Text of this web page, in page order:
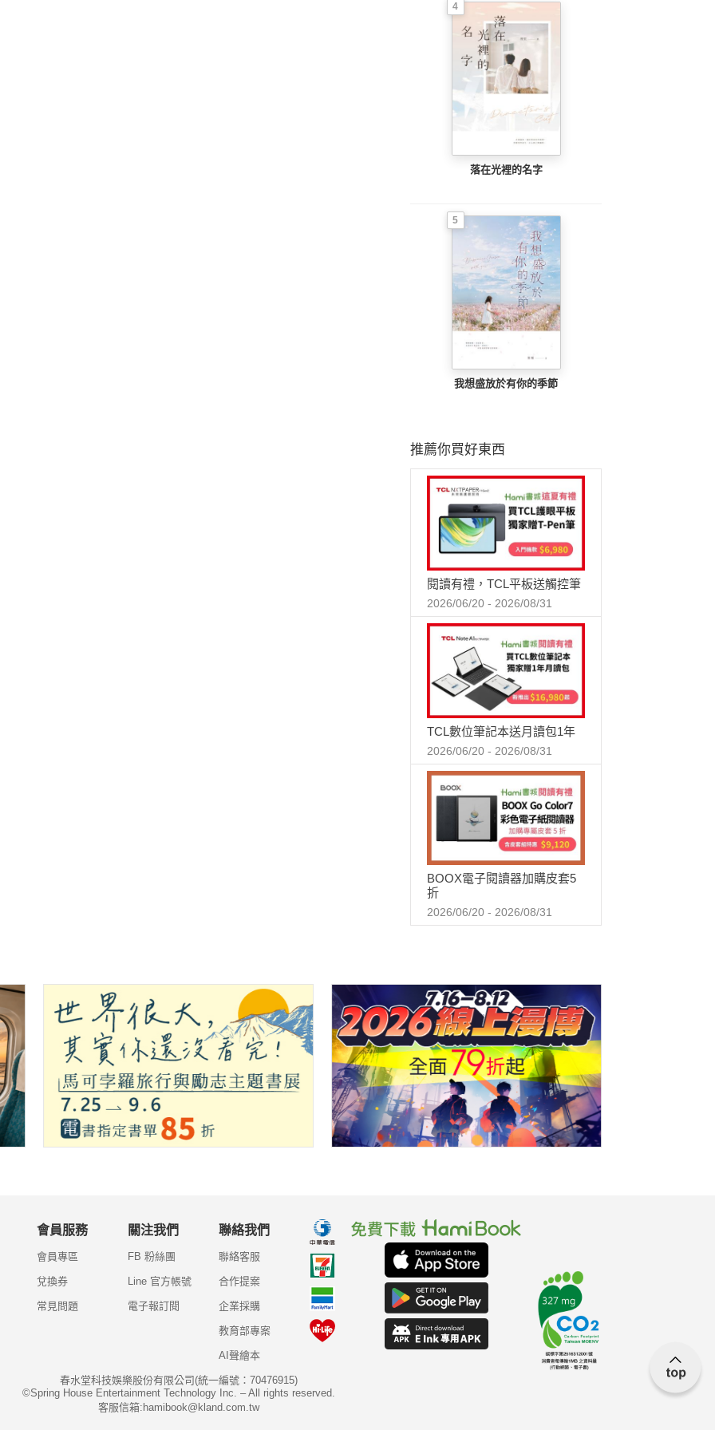
4
落在光裡的名字
5
我想盛放於有你的季節
推薦你買好東西
閱讀有禮，TCL平板送觸控筆
2026/06/20 - 2026/08/31
TCL數位筆記本送月讀包1年
2026/06/20 - 2026/08/31
BOOX電子閱讀器加購皮套5
折
2026/06/20 - 2026/08/31
會員服務
會員專區
兌換券
常見問題
關注我們
FB 粉絲團
Line 官方帳號
電子報訂閱
聯絡我們
聯絡客服
合作提案
企業採購
教育部專案
AI聲繪本
春水堂科技娛樂股份有限公司(統一編號：70476915)
©Spring House Entertainment Technology Inc. – All rights reserved.
客服信箱:hamibook@kland.com.tw